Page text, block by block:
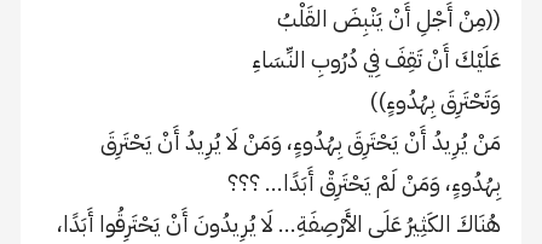
((مِنْ أَجْلِ أَنْ يَنْبِضَ القَلْبُ
عَلَيْكَ أَنْ تَقِفَ فِي دُرُوبِ النِّسَاءِ
وَتَحْتَرِقَ بِهُدُوءٍ))
مَنْ يُرِيدُ أَنْ يَحْتَرِقَ بِهُدُوءٍ، وَمَنْ لَا يُرِيدُ أَنْ يَحْتَرِقَ
بِهُدُوءٍ، وَمَنْ لَمْ يَحْتَرِقْ أَبَدًا… ؟؟؟
هُنَاكَ الكَثِيرُ عَلَى الأَرْصِفَةِ… لَا يُرِيدُونَ أَنْ يَحْتَرِقُوا أَبَدًا،